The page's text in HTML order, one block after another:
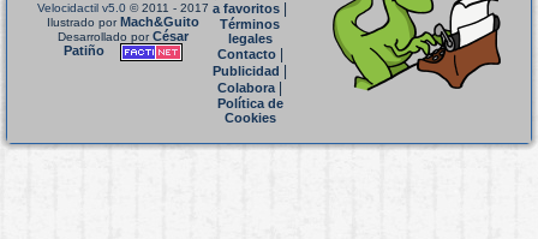
Velocidactil v5.0 © 2011 - 2017
Ilustrado porMach&Guito
Desarrollado porCésar
Patiño
a favoritos
Términos
legales
Contacto|
Publicidad
Colabora|
Política de
Cookies